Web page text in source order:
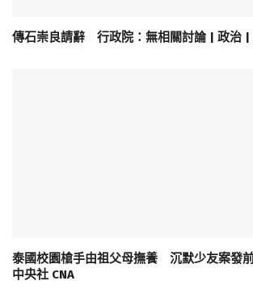
傳石崇良請辭 行政院：無相關討論 | 政治 |
泰國校園槍手由祖父母撫養 沉默少友案發
中央社 CNA